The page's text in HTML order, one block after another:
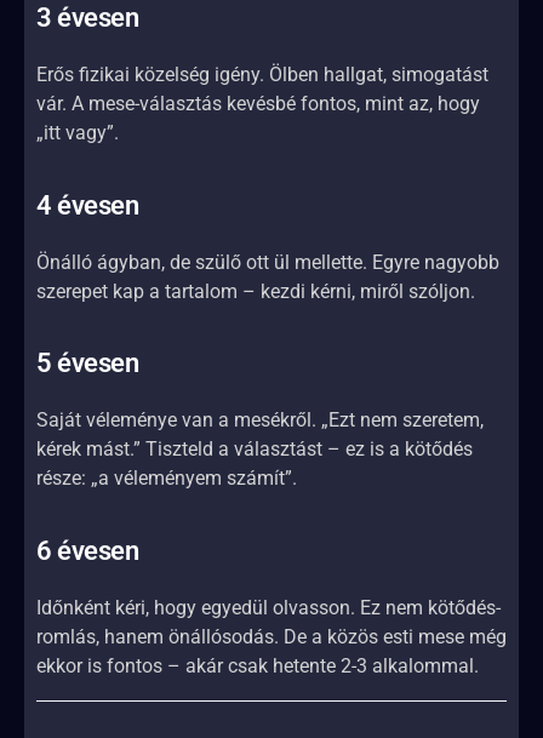
3 évesen
Erős fizikai közelség igény. Ölben hallgat, simogatást
vár. A mese-választás kevésbé fontos, mint az, hogy
„itt vagy”.
4 évesen
Önálló ágyban, de szülő ott ül mellette. Egyre nagyobb
szerepet kap a tartalom – kezdi kérni, miről szóljon.
5 évesen
Saját véleménye van a mesékről. „Ezt nem szeretem,
kérek mást.” Tiszteld a választást – ez is a kötődés
része: „a véleményem számít”.
6 évesen
Időnként kéri, hogy egyedül olvasson. Ez nem kötődés-
romlás, hanem önállósodás. De a közös esti mese még
ekkor is fontos – akár csak hetente 2-3 alkalommal.